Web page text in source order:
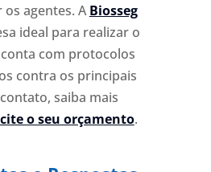
agentes. ABiosseg
ideal para realizar o
com protocolos
contra os principais
saiba mais
o seu orçamento.